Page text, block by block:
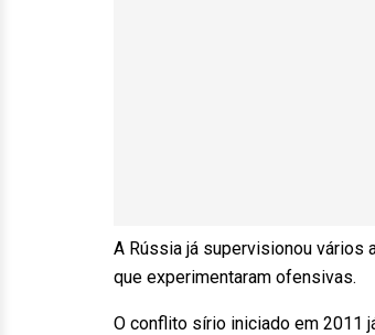
A Rússia já supervisionou vários
que experimentaram ofensivas.
O conflito sírio iniciado em 2011